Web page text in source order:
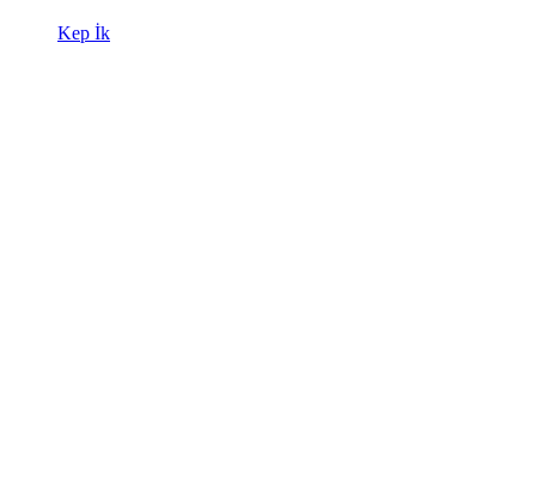
Kep İk